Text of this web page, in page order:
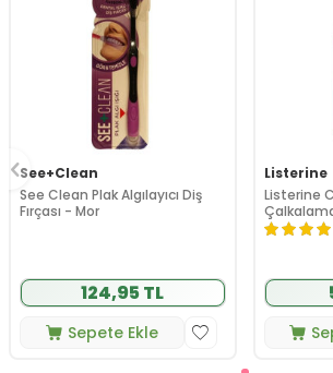
See+Clean
See Clean Plak Algılayıcı Diş
Fırçası - Mor
124,95 TL
Sepete Ekle
Listerine
Listerine